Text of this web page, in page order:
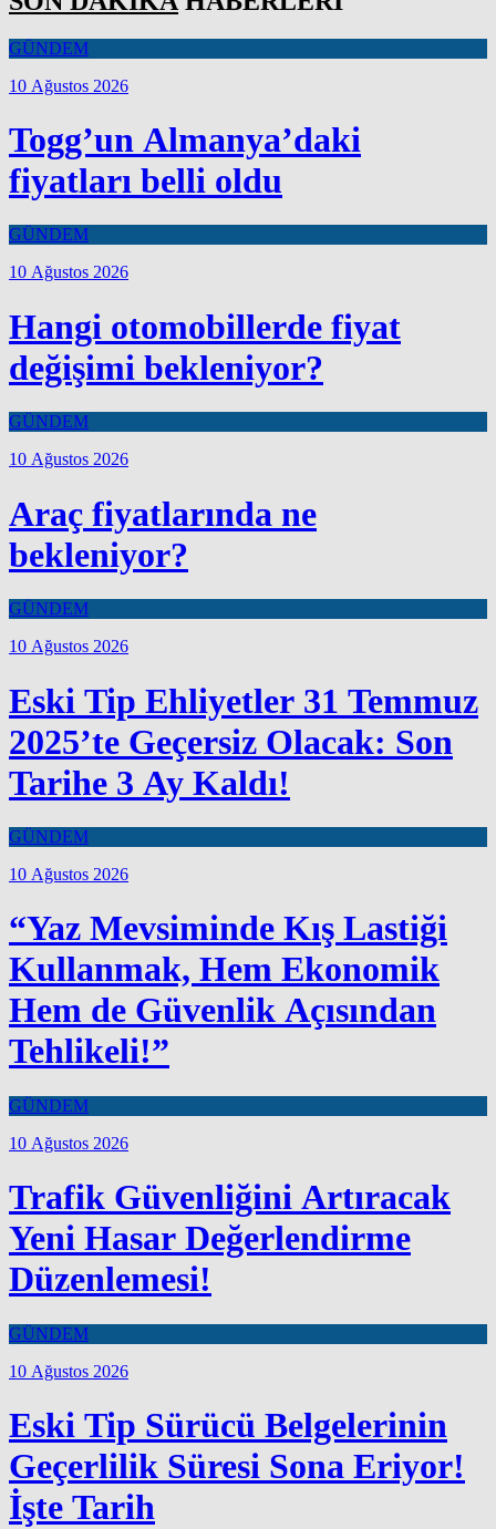
GÜNDEM
10 Ağustos 2026
Togg’un Almanya’daki
fiyatları belli oldu
GÜNDEM
10 Ağustos 2026
Hangi otomobillerde fiyat
değişimi bekleniyor?
GÜNDEM
10 Ağustos 2026
Araç fiyatlarında ne
bekleniyor?
GÜNDEM
10 Ağustos 2026
Eski Tip Ehliyetler 31 Temmuz
2025’te Geçersiz Olacak: Son
Tarihe 3 Ay Kaldı!
GÜNDEM
10 Ağustos 2026
“Yaz Mevsiminde Kış Lastiği
Kullanmak, Hem Ekonomik
Hem de Güvenlik Açısından
Tehlikeli!”
GÜNDEM
10 Ağustos 2026
Trafik Güvenliğini Artıracak
Yeni Hasar Değerlendirme
Düzenlemesi!
GÜNDEM
10 Ağustos 2026
Eski Tip Sürücü Belgelerinin
Geçerlilik Süresi Sona Eriyor!
İşte Tarih